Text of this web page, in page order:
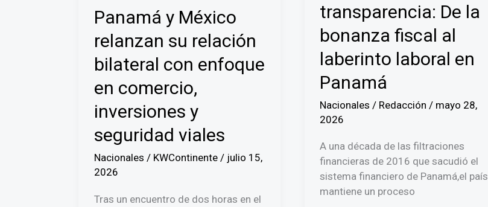
Panamá y México
relanzan su relación
bilateral con enfoque
en comercio,
inversiones y
seguridad viales
Nacionales / KWContinente / julio 15,
2026
Tras un encuentro de dos horas en el
transparencia: De la
bonanza fiscal al
laberinto laboral en
Panamá
Nacionales / Redacción / mayo 28,
2026
A una década de las filtraciones
financieras de 2016 que sacudió el
sistema financiero de Panamá,el país
mantiene un proceso